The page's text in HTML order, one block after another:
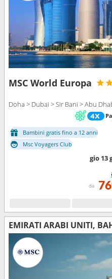
MSC World Europa
Doha > Dubai > Sir Bani > Abu
Bambini gratis fino a 12 anni
Msc Voyagers Club
gio 13
da
EMIRATI ARABI UNITI,